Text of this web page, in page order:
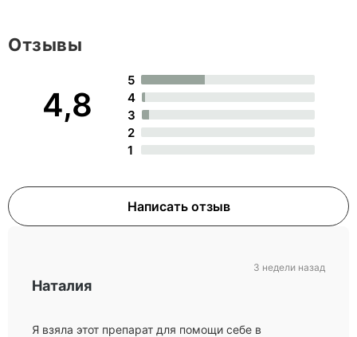
4,8
5
4
3
2
1
Написать отзыв
Отзывы
Наталия
Я взяла этот препарат для помощи себе в
3 недели назад